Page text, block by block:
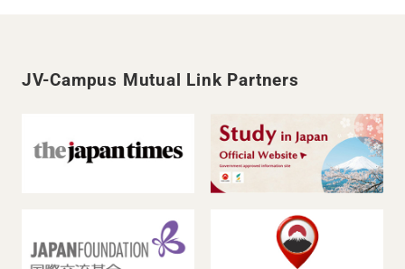
JV-Campus Mutual Link Partners